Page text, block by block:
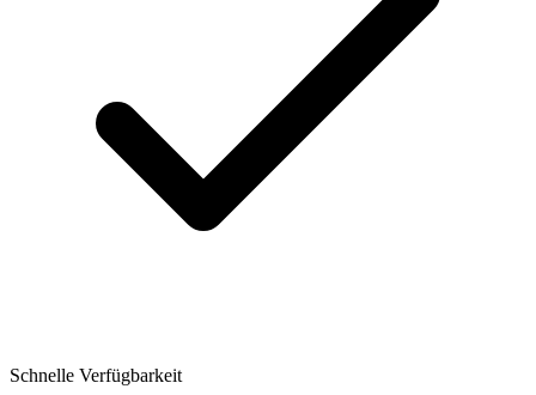
Schnelle Verfügbarkeit